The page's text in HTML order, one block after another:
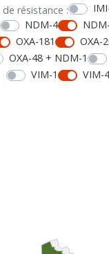
résistance :
NDM-4
OXA-181 OXA-
OXA-48 + NDM-1
VIM-1
VIM-4